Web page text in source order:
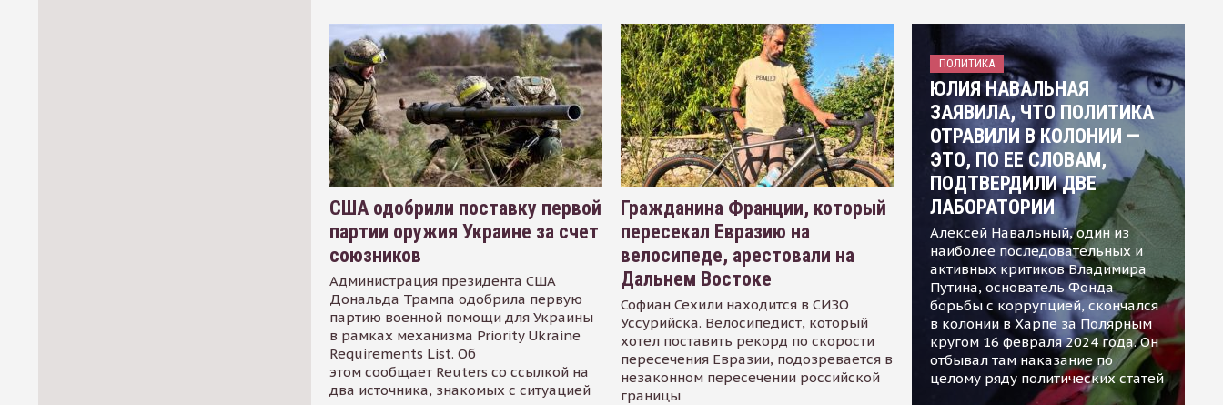
США одобрили поставку первой
партии оружия Украине за счет
союзников
Администрация президента США
Дональда Трампа одобрила первую
партию военной помощи для Украины
в рамках механизма Priority Ukraine
Requirements List. Об
этом сообщает Reuters со ссылкой на
два источника, знакомых с ситуацией
Гражданина Франции, который
пересекал Евразию на
велосипеде, арестовали на
Дальнем Востоке
Софиан Сехили находится в СИЗО
Уссурийска. Велосипедист, который
хотел поставить рекорд по скорости
пересечения Евразии, подозревается в
незаконном пересечении российской
границы
ПОЛИТИКА
ЮЛИЯ НАВАЛЬНАЯ
ЗАЯВИЛА, ЧТО ПОЛИТИКА
ОТРАВИЛИ В КОЛОНИИ —
ЭТО, ПО ЕЕ СЛОВАМ,
ПОДТВЕРДИЛИ ДВЕ
ЛАБОРАТОРИИ
Алексей Навальный, один из
наиболее последовательных и
активных критиков Владимира
Путина, основатель Фонда
борьбы с коррупцией, скончался
в колонии в Харпе за Полярным
кругом 16 февраля 2024 года. Он
отбывал там наказание по
целому ряду политических статей